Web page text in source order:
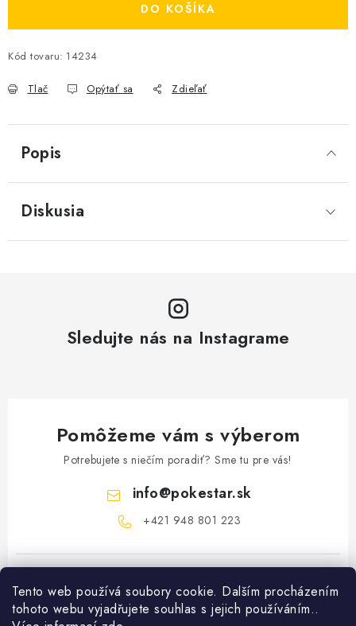
Tento web používá soubory cookie. Dalším procházením
tohoto webu vyjadřujete souhlas s jejich používáním..
DO KOŠÍKA
Kód tovaru: 14234
Tlač Opýtať sa Zdieľať
Popis
Diskusia
Sledujte nás na Instagrame
Pomôžeme vám s výberom
Potrebujete s niečím poradiť? Sme tu pre vás!
info@pokestar.sk
‪+421 948 801 223